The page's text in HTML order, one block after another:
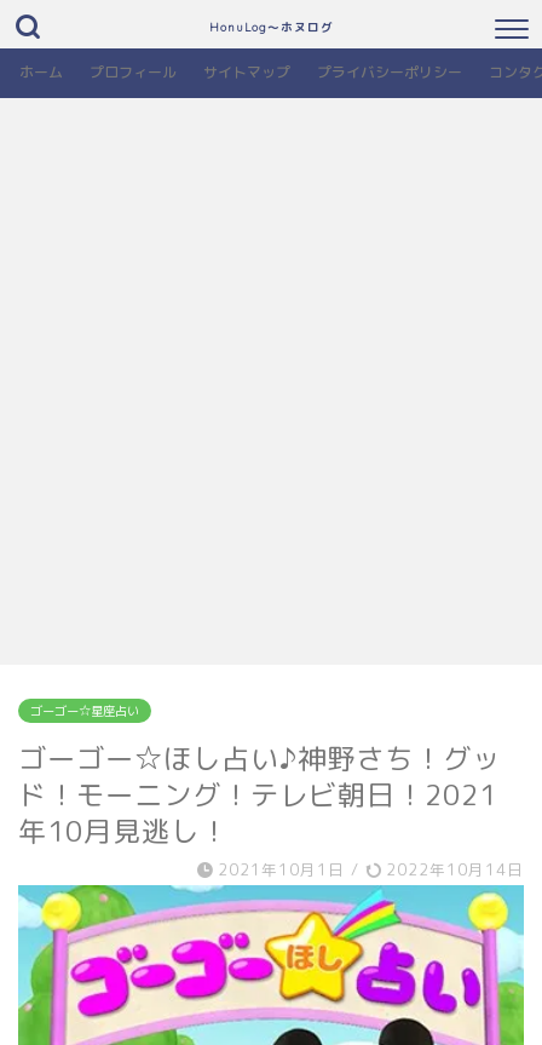
HonuLog～ホヌログ
ホーム プロフィール サイトマップ プライバシーポリシー コンタ
ゴーゴー☆星座占い
ゴーゴー☆ほし占い♪神野さち！グッ
ド！モーニング！テレビ朝日！2021
年10月見逃し！
2021年10月1日 / 2022年10月14日